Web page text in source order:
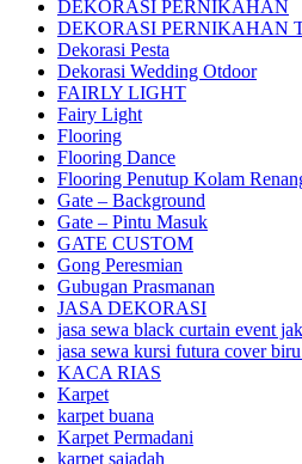
DEKORASI PERNIKAHAN
DEKORASI PERNIKAHAN
Dekorasi Pesta
Dekorasi Wedding Otdoor
FAIRLY LIGHT
Fairy Light
Flooring
Flooring Dance
Flooring Penutup Kolam
Gate – Background
Gate – Pintu Masuk
GATE CUSTOM
Gong Peresmian
Gubugan Prasmanan
JASA DEKORASI
jasa sewa black curtain event
jasa sewa kursi futura cover
KACA RIAS
Karpet
karpet buana
Karpet Permadani
karpet sajadah